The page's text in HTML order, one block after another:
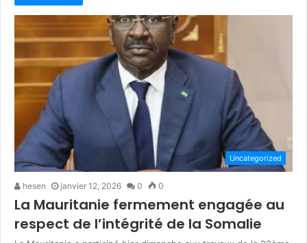
Uncategorized
hesen janvier 12, 2026 0 0
La Mauritanie fermement engagée au
respect de l’intégrité de la Somalie